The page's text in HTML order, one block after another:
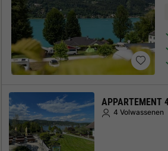
APPARTEMENT
4 Volwassenen